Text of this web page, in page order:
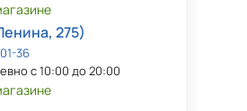
275)
36
с 10:00 до 20:00